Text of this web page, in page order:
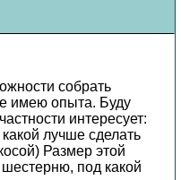
собрать
имею опыта. Буду
интересует:
лучше сделать
Размер этой
под какой